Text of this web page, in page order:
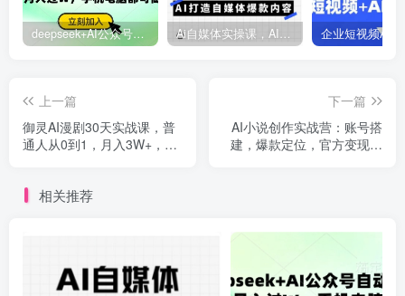
deepseek+AI公众号自动挣钱，轻松月入过W，手机电脑都可做 Ai自媒体实操课，AI打造自媒体爆款内容
上一篇
御灵AI漫剧30天实战课，普
通人从0到1，月入3W+，别
下一篇
AI小说创作实战营：账号搭
建，爆款定位，官方变现，
相关推荐